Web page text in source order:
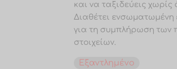
και να ταξιδεύεις χωρίς
Διαθέτει ενσωματωμένη
για τη συμπλήρωση των
στοιχείων.
Εξαντλημένο